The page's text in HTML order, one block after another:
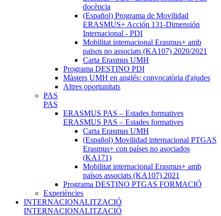
docència
(Español) Programa de Movilidad
ERASMUS+ Acción 131-Dimensión
Internacional - PDI
Mobilitat internacional Erasmus+ amb
països no associats (KA107) 2020/2021
Carta Erasmus UMH
Programa DESTINO PDI
Màsters UMH en anglés: convocatòria d'ajudes
Altres oportunitats
PAS
PAS
ERASMUS PAS – Estades formatives
ERASMUS PAS – Estades formatives
Carta Erasmus UMH
(Español) Movilidad internacional PTGAS
Erasmus+ con países no asociados
(KA171)
Mobilitat internacional Erasmus+ amb
països associats (KA107) 2021
Programa DESTINO PTGAS FORMACIÓ
Experiències
INTERNACIONALITZACIÓ
INTERNACIONALITZACIÓ